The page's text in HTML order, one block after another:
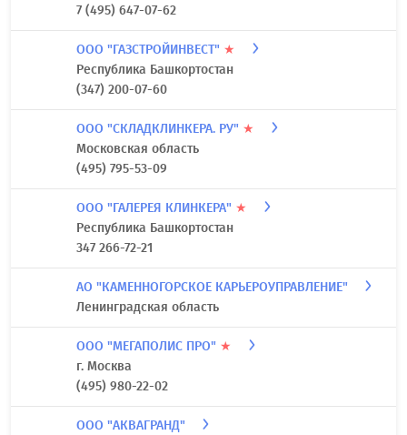
7 (495) 647-07-62
ООО "ГАЗСТРОЙИНВЕСТ" ★
Республика Башкортостан
(347) 200-07-60
ООО "СКЛАДКЛИНКЕРА. РУ" ★
Московская область
(495) 795-53-09
ООО "ГАЛЕРЕЯ КЛИНКЕРА" ★
Республика Башкортостан
347 266-72-21
АО "КАМЕННОГОРСКОЕ КАРЬЕРОУПРАВЛЕНИЕ"
Ленинградская область
ООО "МЕГАПОЛИС ПРО" ★
г. Москва
(495) 980-22-02
ООО "АКВАГРАНД"